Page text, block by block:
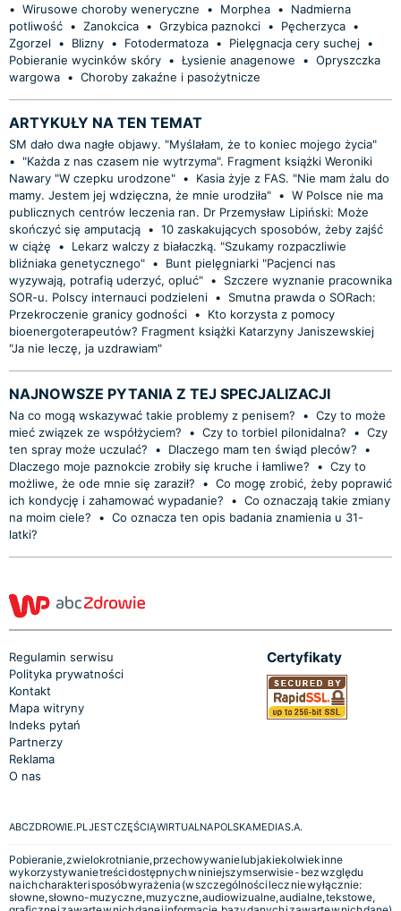
• Wirusowe choroby weneryczne • Morphea •
Nadmierna
potliwość • Zanokcica • Grzybica paznokci • Pęcherzyca •
Zgorzel
• Blizny • Fotodermatoza • Pielęgnacja cery suchej •
Pobieranie wycinków skóry • Łysienie anagenowe • Opryszczka
wargowa • Choroby zakaźne i pasożytnicze
ARTYKUŁY NA TEN TEMAT
SM dało dwa nagłe objawy. "Myślałam, że to koniec mojego życia"
•
"Każda z nas czasem nie wytrzyma". Fragment książki Weroniki
Nawary "W czepku urodzone" •
Kasia żyje z FAS. "Nie mam żalu do
mamy. Jestem jej wdzięczna, że mnie urodziła" • W Polsce nie ma
publicznych centrów leczenia ran. Dr Przemysław Lipiński: Może
skończyć się amputacją • 10 zaskakujących sposobów, żeby zajść
w ciążę
•
Lekarz walczy z białaczką. "Szukamy rozpaczliwie
bliźniaka genetycznego" •
Bunt pielęgniarki "Pacjenci nas
wyzywają, potrafią uderzyć, opluć" •
Szczere wyznanie pracownika
SOR-u. Polscy internauci podzieleni •
Smutna prawda o SORach:
Przekroczenie granicy godności •
Kto korzysta z pomocy
bioenergoterapeutów? Fragment książki Katarzyny Janiszewskiej
"Ja nie leczę, ja uzdrawiam"
NAJNOWSZE PYTANIA Z TEJ SPECJALIZACJI
Na co mogą wskazywać takie problemy z penisem? • Czy to może
mieć związek ze współżyciem?
• Czy to torbiel pilonidalna? • Czy
ten spray może uczulać?
• Dlaczego mam ten świąd pleców?
•
Dlaczego moje paznokcie zrobiły się kruche i łamliwe?
• Czy to
możliwe, że ode mnie się zaraził?
• Co mogę zrobić, żeby poprawić
ich kondycję i zahamować wypadanie?
• Co oznaczają takie zmiany
na moim ciele?
• Co oznacza ten opis badania znamienia u 31-
latki?
Regulamin serwisu
Polityka prywatności
Kontakt
Mapa witryny
Indeks pytań
Partnerzy
Reklama
O nas
Certyfikaty
ABCZDROWIE.PL JEST CZĘŚCIĄ WIRTUALNA POLSKA MEDIA S.A.
Pobieranie, zwielokrotnianie, przechowywanie lub jakiekolwiek inne
wykorzystywanie treści dostępnych w niniejszym serwisie - bez względu
na ich charakter i sposób wyrażenia (w szczególności lecz nie wyłącznie:
słowne, słowno-muzyczne, muzyczne, audiowizualne, audialne, tekstowe,